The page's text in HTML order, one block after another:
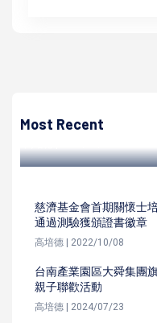
Most Recent
國中、仁武高中師生
慈濟基金會首期關懷士
通過測驗獲頒證書徽章
高培德 | 2022/10/08
台南產業園區大舜集團
親子聯歡活動
高培德 | 2024/07/23